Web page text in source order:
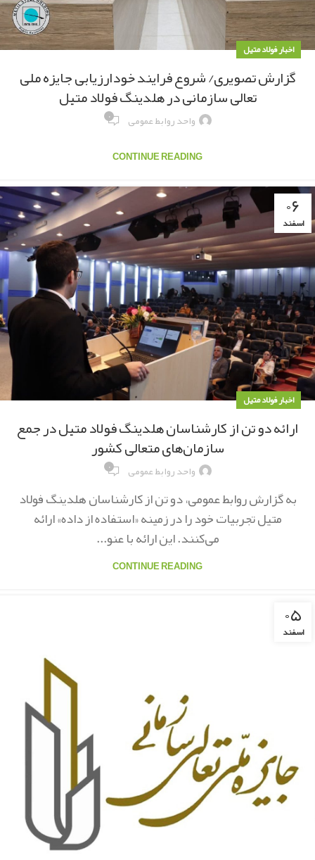
اخبار فولاد متیل
گزارش تصویری/ شروع فرایند خودارزیابی جایزه ملی
تعالی سازمانی در هلدینگ فولاد متیل
واحد روابط عمومی ۰
CONTINUE READING
۰۶
اسفند
اخبار فولاد متیل
ارائه دو تن از کارشناسان هلدینگ فولاد متیل در جمع
سازمان‌های متعالی کشور
واحد روابط عمومی ۰
به گزارش روابط عمومی، دو تن از کارشناسان هلدینگ فولاد
متیل تجربیات خود را در زمینه «استفاده از داده» ارائه
می‌کنند. این ارائه با عنو...
CONTINUE READING
۰۵
اسفند